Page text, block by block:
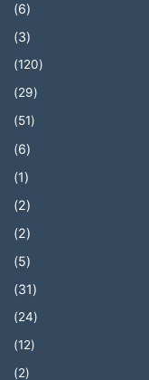
(6)
(3)
(120)
(29)
(51)
(6)
(1)
(2)
(2)
(5)
(31)
(24)
(12)
(2)